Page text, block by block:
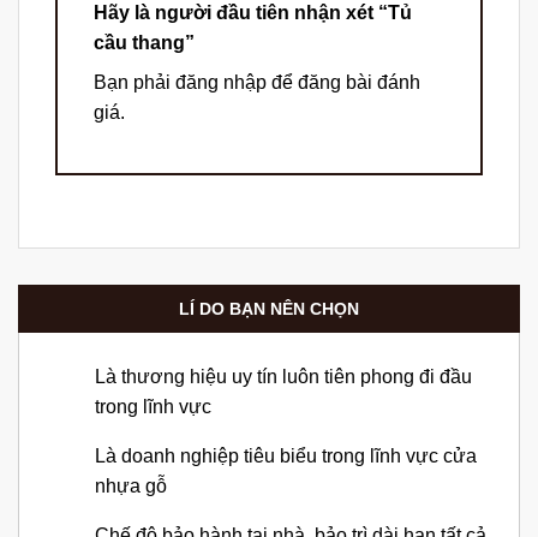
Hãy là người đầu tiên nhận xét “Tủ
cầu thang”
Bạn phải đăng nhập để đăng bài đánh
giá.
LÍ DO BẠN NÊN CHỌN
Là thương hiệu uy tín luôn tiên phong đi đầu
trong lĩnh vực
Là doanh nghiệp tiêu biểu trong lĩnh vực cửa
nhựa gỗ